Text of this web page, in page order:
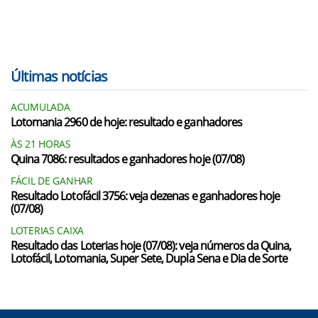
Últimas notícias
ACUMULADA
Lotomania 2960 de hoje: resultado e ganhadores
ÀS 21 HORAS
Quina 7086: resultados e ganhadores hoje (07/08)
FÁCIL DE GANHAR
Resultado Lotofácil 3756: veja dezenas e ganhadores hoje
(07/08)
LOTERIAS CAIXA
Resultado das Loterias hoje (07/08): veja números da Quina,
Lotofácil, Lotomania, Super Sete, Dupla Sena e Dia de Sorte